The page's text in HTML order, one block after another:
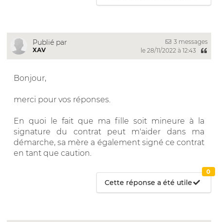
Publié par
XAV
3 messages
le 28/11/2022 à 12:43
Bonjour,
merci pour vos réponses.
En quoi le fait que ma fille soit mineure à la
signature du contrat peut m'aider dans ma
démarche, sa mère a également signé ce contrat
en tant que caution.
Cette réponse a été utile
0